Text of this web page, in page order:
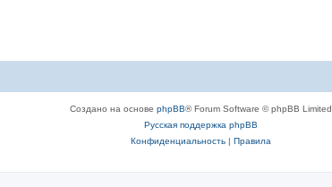
Создано на основе phpBB® Forum Software © phpBB Limited
Русская поддержка phpBB
Конфиденциальность| Правила